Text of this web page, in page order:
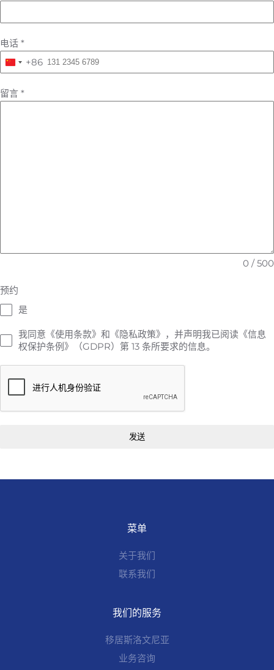
电话 *
China
+86
留言 *
0 / 500
预约
是
我同意《使用条款》和《隐私政策》，并声明我已阅读《信息
权保护条例》（GDPR）第 13 条所要求的信息。
发送
菜单
关于我们
联系我们
我们的服务
移居斯洛文尼亚
业务咨询